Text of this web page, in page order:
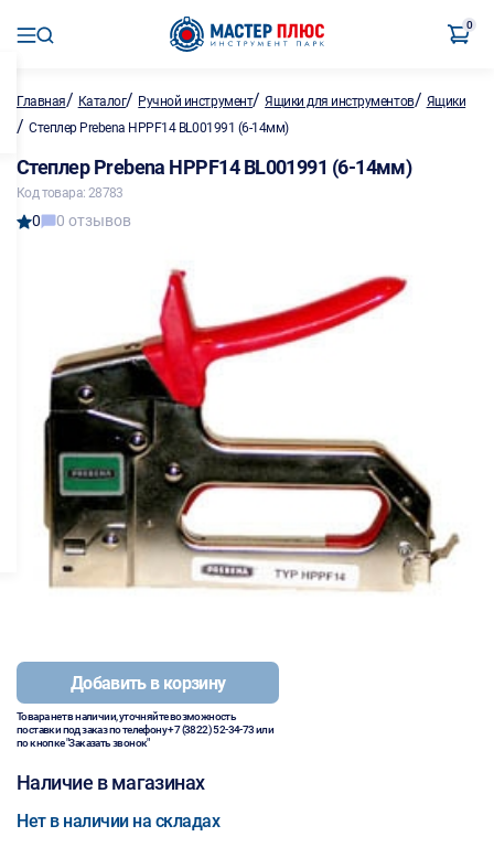
0
Главная/ Каталог/ Ручной инструмент/Ящики для инструментов/ Ящики
/ Степлер Prebena HPPF14 BL001991 (6-14мм)
Степлер Prebena HPPF14 BL001991 (6-14мм)
Код товара: 28783
0 0 отзывов
Добавить в корзину
Товара нет в наличии, уточняйте возможность
поставки под заказ по телефону+7 (3822) 52-34-73или
по кнопке "Заказать звонок"
Наличие в магазинах
Нет в наличии на складах